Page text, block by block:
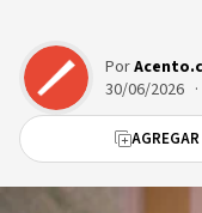
Por
30/06/2026